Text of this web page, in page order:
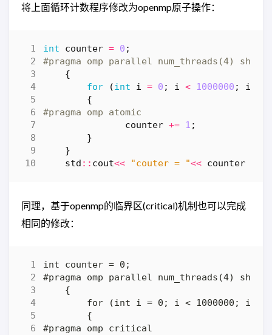
将上面循环计数程序修改为openmp原子操作：
int counter = 0 ;
{
for
(int i = 0 ; i < 1000000 ; i
{
counter += 1 ;
}
}
std :: cout<< "couter = "<< counter
同理，基于openmp的临界区(critical)机制也可以完成
相同的修改：